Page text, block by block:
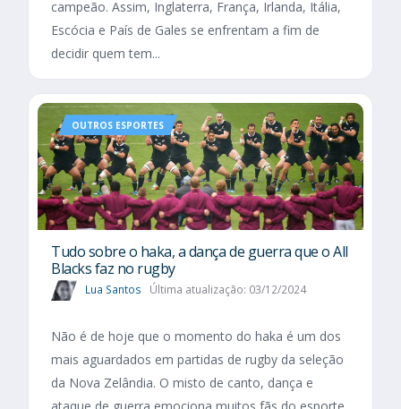
campeão. Assim, Inglaterra, França, Irlanda, Itália,
Escócia e País de Gales se enfrentam a fim de
decidir quem tem...
OUTROS ESPORTES
Tudo sobre o haka, a dança de guerra que o All
Blacks faz no rugby
Lua Santos Última atualização: 03/12/2024
Não é de hoje que o momento do haka é um dos
mais aguardados em partidas de rugby da seleção
da Nova Zelândia. O misto de canto, dança e